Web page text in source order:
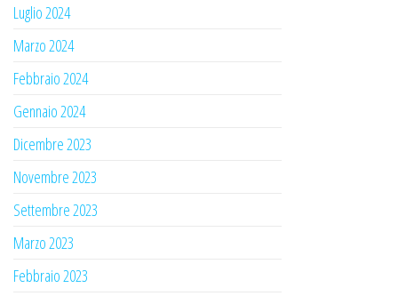
Luglio 2024
Marzo 2024
Febbraio 2024
Gennaio 2024
Dicembre 2023
Novembre 2023
Settembre 2023
Marzo 2023
Febbraio 2023